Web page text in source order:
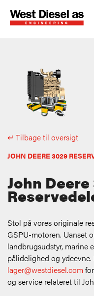
↵ Tilbage til oversigt
JOHN DEERE 3029
John Deere
Stol på vores originale
GSPU-motoren. Uanset
landbrugsudstyr, marine
pålidelighed og
lager@westdiesel.com
og service relateret til